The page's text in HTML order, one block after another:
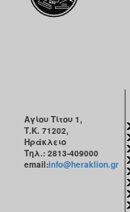
Αγίου Τίτου 1,
Τ.Κ. 71202,
Ηράκλειο
Τηλ.: 2813-409000
email:info@heraklion.gr